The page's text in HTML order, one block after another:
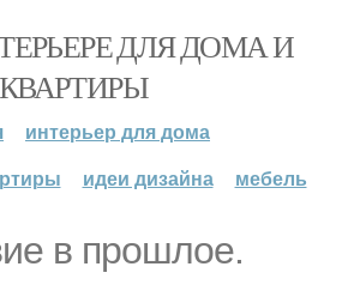
ДЛЯ ДОМА И
КВАРТИРЫ
интерьер для дома
идеи дизайна мебель
в прошлое.